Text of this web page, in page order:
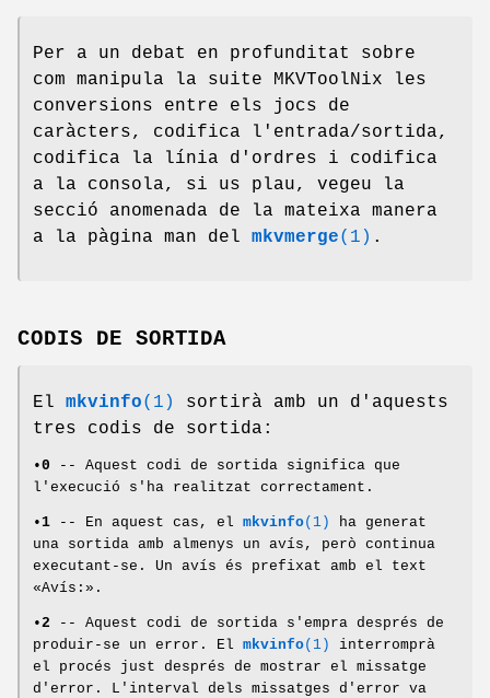
Per a un debat en profunditat sobre
com manipula la suite MKVToolNix les
conversions entre els jocs de
caràcters, codifica l'entrada/sortida,
codifica la línia d'ordres i codifica
a la consola, si us plau, vegeu la
secció anomenada de la mateixa manera
a la pàgina man del mkvmerge(1) .
CODIS DE SORTIDA
El mkvinfo(1)
sortirà amb un d'aquests
tres codis de sortida:
•0 -- Aquest codi de sortida significa que
l'execució s'ha realitzat correctament.
•1 -- En aquest cas, el mkvinfo(1)
ha generat
una sortida amb almenys un avís, però continua
executant-se. Un avís és prefixat amb el text
«Avís:».
•2 -- Aquest codi de sortida s'empra després de
produir-se un error. El mkvinfo(1)
interromprà
el procés just després de mostrar el missatge
d'error. L'interval dels missatges d'error va